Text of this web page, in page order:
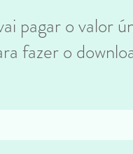
pagar o valor
fazer o